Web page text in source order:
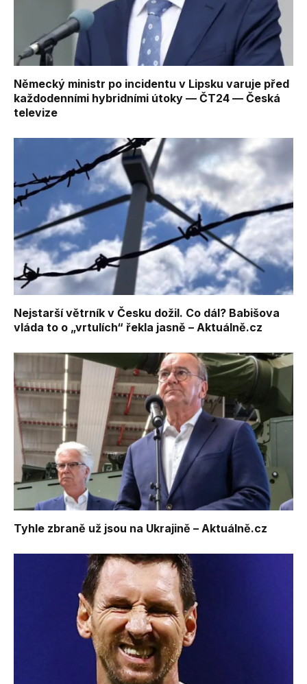
Německý ministr po incidentu v Lipsku varuje před
každodenními hybridními útoky — ČT24 — Česká
televize
Nejstarší větrník v Česku dožil. Co dál? Babišova
vláda to o „vrtulích“ řekla jasně – Aktuálně.cz
Tyhle zbraně už jsou na Ukrajině – Aktuálně.cz